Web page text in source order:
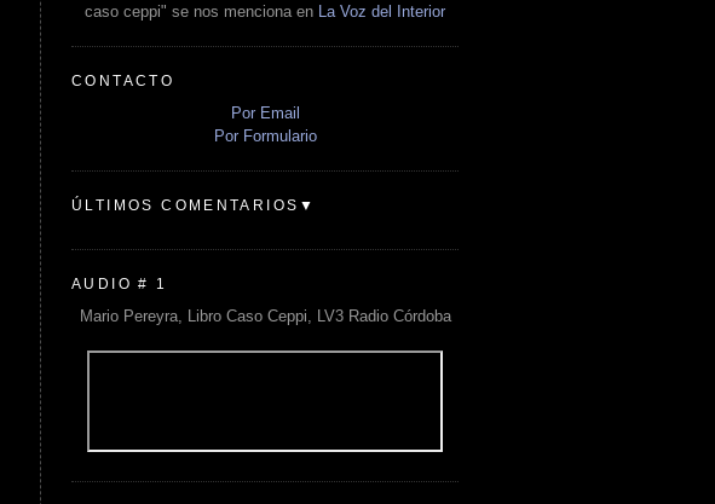
caso ceppi" se nos menciona en
La Voz del Interior
CONTACTO
Por Email
Por Formulario
ÚLTIMOS COMENTARIOS▼
AUDIO # 1
Mario Pereyra, Libro Caso Ceppi, LV3 Radio Córdoba